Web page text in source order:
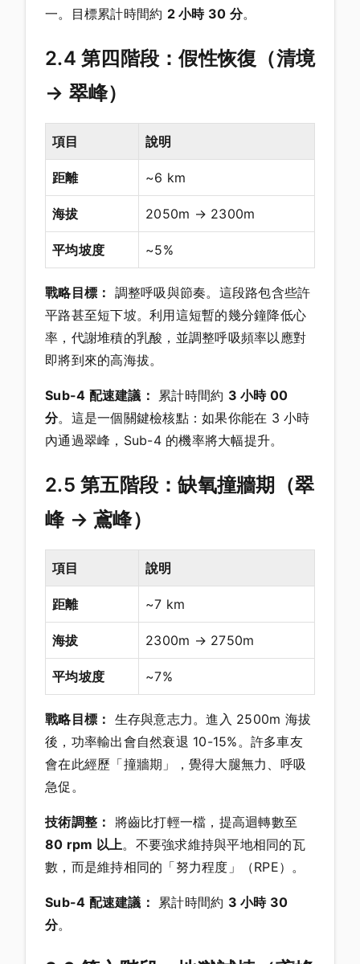
一。目標累計時間約 2 小時 30 分。
2.4 第四階段：假性恢復（清境
→ 翠峰）
項目 說明
距離 ~6 km
海拔 2050m → 2300m
平均坡度 ~5%
戰略目標： 調整呼吸與節奏。這段路包含些許
平路甚至短下坡。利用這短暫的幾分鐘降低心
率，代謝堆積的乳酸，並調整呼吸頻率以應對
即將到來的高海拔。
Sub-4 配速建議： 累計時間約 3 小時 00
分。這是一個關鍵檢核點：如果你能在 3 小時
內通過翠峰，Sub-4 的機率將大幅提升。
2.5 第五階段：缺氧撞牆期（翠
峰 → 鳶峰）
項目 說明
距離 ~7 km
海拔 2300m → 2750m
平均坡度 ~7%
戰略目標： 生存與意志力。進入 2500m 海拔
後，功率輸出會自然衰退 10-15%。許多車友
會在此經歷「撞牆期」，覺得大腿無力、呼吸
急促。
技術調整：
將齒比打輕一檔，提高迴轉數至
80 rpm 以上。不要強求維持與平地相同的瓦
數，而是維持相同的「努力程度」（RPE）。
Sub-4 配速建議： 累計時間約 3 小時 30
分。